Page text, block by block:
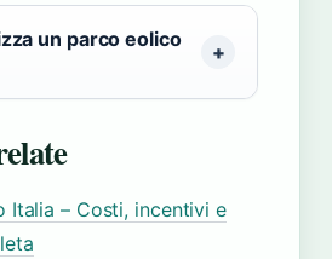
un parco eolico
Italia – Costi, incentivi e